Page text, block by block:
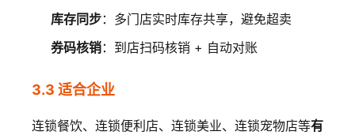
库存同步：多门店实时库存共享，避免超卖
券码核销：到店扫码核销 + 自动对账
3.3 适合企业
连锁餐饮、连锁便利店、连锁美业、连锁宠物店等有